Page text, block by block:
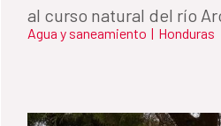
al curso natural del río
forma se asegura la
Agua y saneamiento | Honduras